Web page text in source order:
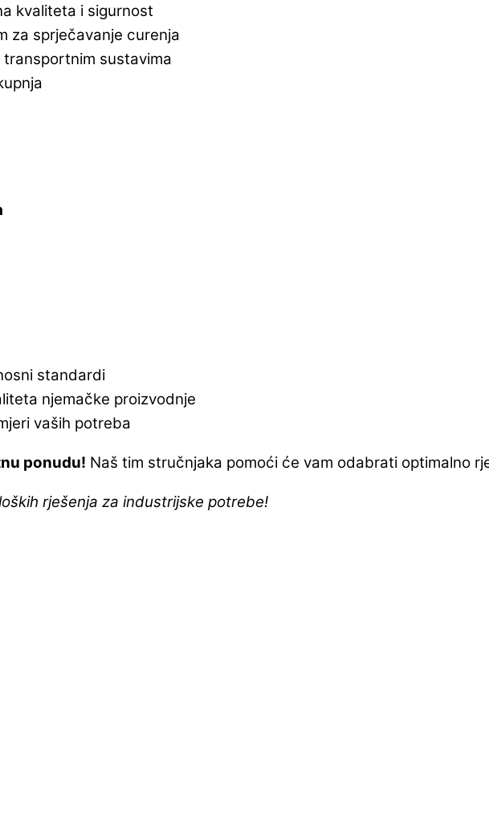
kvaliteta i sigurnost
za sprječavanje curenja
sustavima
standardi
njemačke proizvodnje
vaših potreba
ponudu! Naš tim stručnjaka pomoći će vam odabrati optimalno
rješenja za industrijske potrebe!